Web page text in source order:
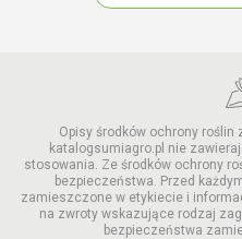
Opisy środków ochrony
katalogsumiagro.pl nie
stosowania. Ze środków ochrony
bezpieczeństwa. Przed
zamieszczone w etykiecie i
na zwroty wskazujące rodzaj
bezpieczeństwa